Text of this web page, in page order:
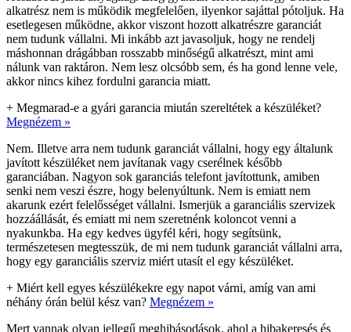
alkatrész nem is működik megfelelően, ilyenkor sajáttal pótoljuk. Ha
esetlegesen működne, akkor viszont hozott alkatrészre garanciát
nem tudunk vállalni. Mi inkább azt javasoljuk, hogy ne rendelj
máshonnan drágábban rosszabb minőségű alkatrészt, mint ami
nálunk van raktáron. Nem lesz olcsóbb sem, és ha gond lenne vele,
akkor nincs kihez fordulni garancia miatt.
+ Megmarad-e a gyári garancia miután szereltétek a készüléket?
Megnézem »
Nem. Illetve arra nem tudunk garanciát vállalni, hogy egy általunk
javított készüléket nem javítanak vagy cserélnek később
garanciában. Nagyon sok garanciás telefont javítottunk, amiben
senki nem veszi észre, hogy belenyúltunk. Nem is emiatt nem
akarunk ezért felelősséget vállalni. Ismerjük a garanciális szervizek
hozzáállását, és emiatt mi nem szeretnénk koloncot venni a
nyakunkba. Ha egy kedves ügyfél kéri, hogy segítsünk,
természetesen megtesszük, de mi nem tudunk garanciát vállalni arra,
hogy egy garanciális szerviz miért utasít el egy készüléket.
+ Miért kell egyes készülékekre egy napot várni, amíg van ami
néhány órán belül kész van? Megnézem »
Mert vannak olyan jellegű meghibásodások, ahol a hibakeresés és